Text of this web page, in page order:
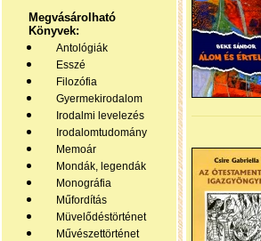
Megvásárolható
Könyvek:
Antológiák
Esszé
Filozófia
Gyermekirodalom
Irodalmi levelezés
Irodalomtudomány
Memoár
Mondák, legendák
Monográfia
Műfordítás
Müvelődéstörténet
Művészettörténet